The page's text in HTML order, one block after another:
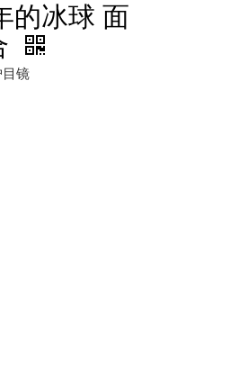
的冰球 面
镜